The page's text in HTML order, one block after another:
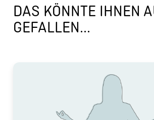
DAS KÖNNTE IHNEN
GEFALLEN...